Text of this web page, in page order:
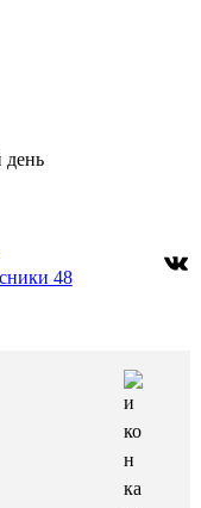
день
ВКонтакте